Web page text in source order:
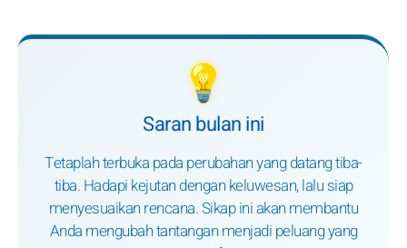
💡
Saran bulan ini
Tetaplah terbuka pada perubahan yang datang tiba-
tiba. Hadapi kejutan dengan keluwesan, lalu siap
menyesuaikan rencana. Sikap ini akan membantu
Anda mengubah tantangan menjadi peluang yang